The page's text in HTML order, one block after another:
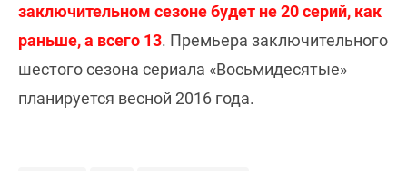
заключительном сезоне будет не 20 серий, как
раньше, а всего 13. Премьера заключительного
шестого сезона сериала «Восьмидесятые»
планируется весной 2016 года.